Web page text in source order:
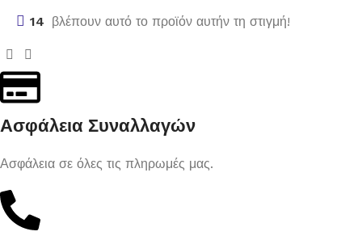
14 βλέπουν αυτό το προϊόν αυτήν τη στιγμή!
Ασφάλεια Συναλλαγών
Ασφάλεια σε όλες τις πληρωμές μας.